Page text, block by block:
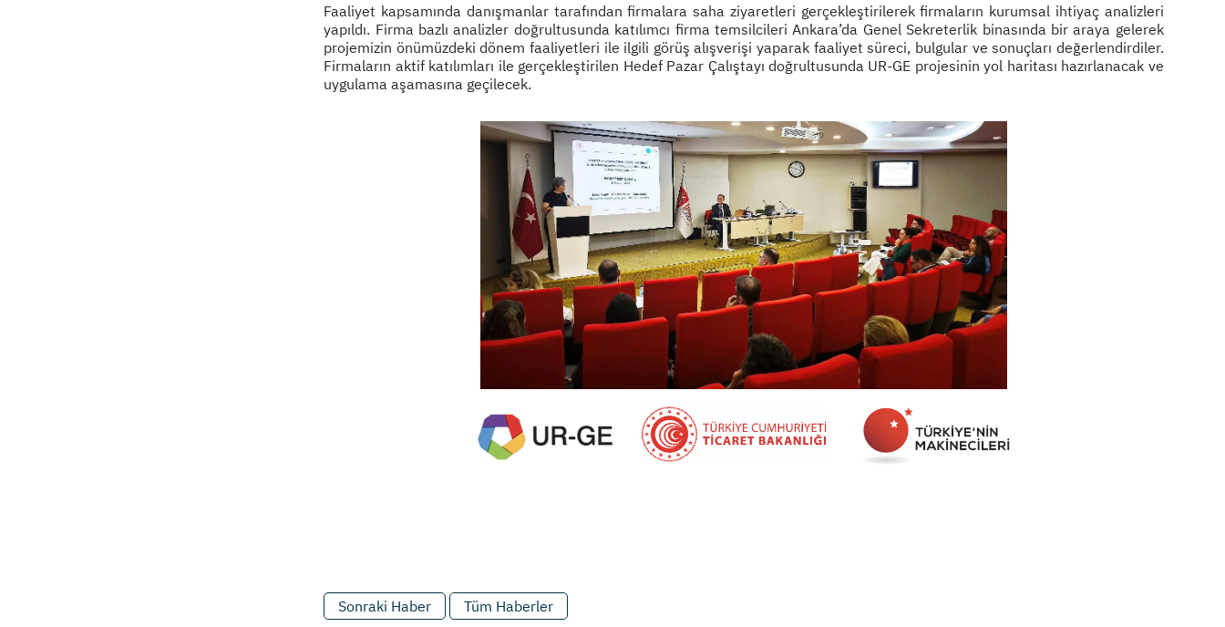
Faaliyet kapsamında danışmanlar tarafından firmalara saha ziyaretleri gerçekleştirilerek firmaların kurumsal ihtiyaç analizleri
yapıldı. Firma bazlı analizler doğrultusunda katılımcı firma temsilcileri Ankara’da Genel Sekreterlik binasında bir araya gelerek
projemizin önümüzdeki dönem faaliyetleri ile ilgili görüş alışverişi yaparak faaliyet süreci, bulgular ve sonuçları değerlendirdiler.
Firmaların aktif katılımları ile gerçekleştirilen Hedef Pazar Çalıştayı doğrultusunda UR-GE projesinin yol haritası hazırlanacak ve
uygulama aşamasına geçilecek.
Sonraki Haber Tüm Haberler